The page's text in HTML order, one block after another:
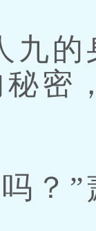
的
密
？”